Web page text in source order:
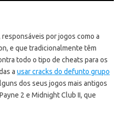
responsáveis por jogos como a
e que tradicionalmente têm
todo o tipo de cheats para os
a usar cracks do defunto grupo
dos seus jogos mais antigos
2 e Midnight Club II, que